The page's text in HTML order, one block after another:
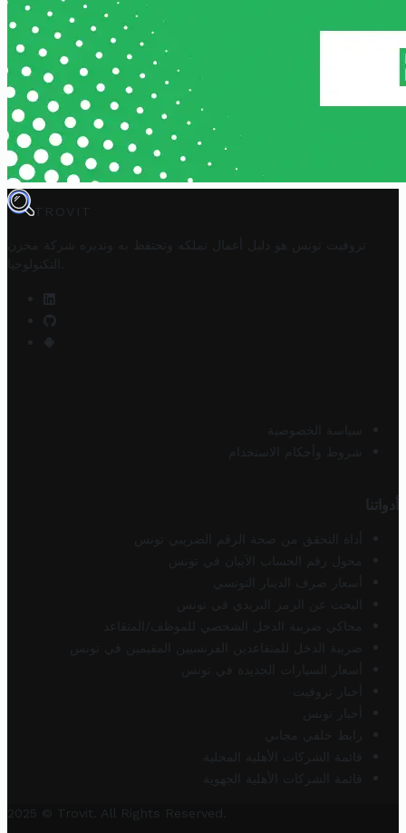
TROVIT
تروفيت تونس هو دليل أعمال تملكه وتحتفظ به وتديره
شركة مخزن
التكنولوجيا
سياسة الخصوصية
شروط وأحكام الاستخدام
أدواتنا
أداة التحقق من صحة الرقم الضريبي تونس
محول رقم الحساب الآيبان في تونس
أسعار صرف الدينار التونسي
البحث عن الرمز البريدي في تونس
محاكي ضريبة الدخل الشخصي للموظف/المتقاعد
ضريبة الدخل للمتقاعدين الفرنسيين المقيمين في تونس
أسعار السيارات الجديدة في تونس
أخبار تروفيت
أخبار تونس
رابط خلفي مجاني
قائمة الشركات الأهلية المحلية
قائمة الشركات الأهلية الجهوية
2025 © Trovit. All Rights Reserved.